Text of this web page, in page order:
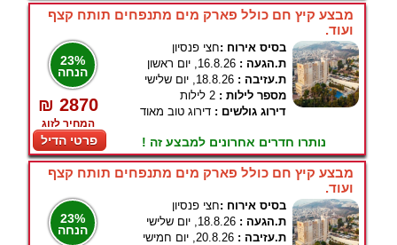
מבצע קיץ חם כולל פארק מים מתנפחים תותח קצף
ועוד.
23%
הנחה
₪ 2870
המחיר לזוג
פרטי הדיל
בסיס אירוח :חצי פנסיון
ת.הגעה : 16.8.26, יום ראשון
ת.עזיבה : 18.8.26, יום שלישי
מספר לילות : 2 לילות
דירוג גולשים : דירוג טוב מאוד
נותרו חדרים אחרונים למבצע זה !
מבצע קיץ חם כולל פארק מים מתנפחים תותח קצף
ועוד.
23%
הנחה
בסיס אירוח :חצי פנסיון
ת.הגעה : 18.8.26, יום שלישי
ת.עזיבה : 20.8.26, יום חמישי